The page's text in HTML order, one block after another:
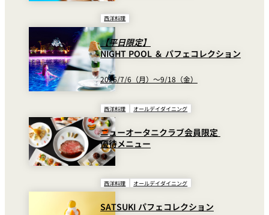
西洋料理
【平日限定】
NIGHT POOL ＆ パフェコレクション
2026/7/6（月）～9/18（金）
西洋料理 オールデイダイニング
ニューオータニクラブ会員限定
優待メニュー
西洋料理 オールデイダイニング
SATSUKI パフェコレクション